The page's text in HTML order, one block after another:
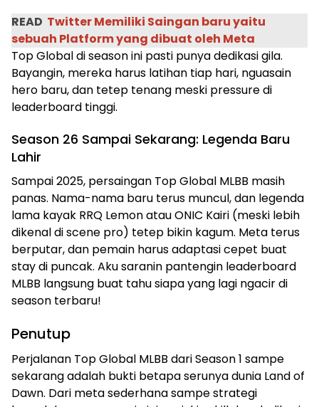
READ Twitter Memiliki Saingan baru yaitu
sebuah Platform yang dibuat oleh Meta
Top Global di season ini pasti punya dedikasi gila.
Bayangin, mereka harus latihan tiap hari, nguasain
hero baru, dan tetep tenang meski pressure di
leaderboard tinggi.
Season 26 Sampai Sekarang: Legenda Baru
Lahir
Sampai 2025, persaingan Top Global MLBB masih
panas. Nama-nama baru terus muncul, dan legenda
lama kayak RRQ Lemon atau ONIC Kairi (meski lebih
dikenal di scene pro) tetep bikin kagum. Meta terus
berputar, dan pemain harus adaptasi cepet buat
stay di puncak. Aku saranin pantengin leaderboard
MLBB langsung buat tahu siapa yang lagi ngacir di
season terbaru!
Penutup
Perjalanan Top Global MLBB dari Season 1 sampe
sekarang adalah bukti betapa serunya dunia Land of
Dawn. Dari meta sederhana sampe strategi